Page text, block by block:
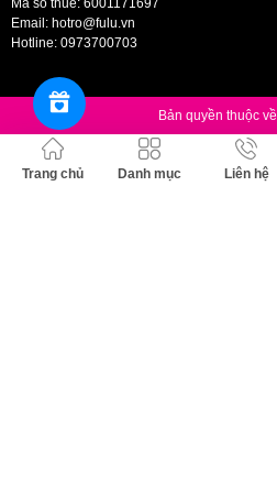
Trang chủ Danh mục Liên hệ
Dung tích:50ml/ lọ
Thương hiệu:Cocoon
Sản xuất tại:
Email: hotro@fulu.vn
Hotline: 0973700703
Bản quyền thuộc về